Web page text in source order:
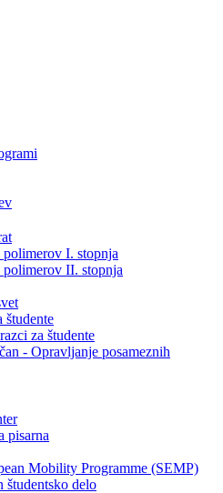
I. stopnja
II. stopnja
študente
za študente
- Opravljanje posameznih
pisarna
Mobility Programme (SEMP)
študentsko delo